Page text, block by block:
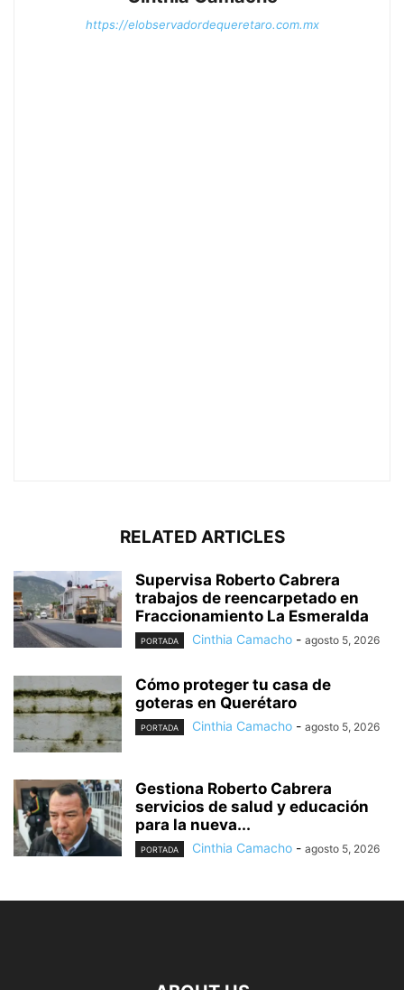
https://elobservadordequeretaro.com.mx
RELATED ARTICLES
Supervisa Roberto Cabrera
trabajos de reencarpetado en
Fraccionamiento La Esmeralda
PORTADA Cinthia Camacho - agosto 5, 2026
Cómo proteger tu casa de
goteras en Querétaro
PORTADA Cinthia Camacho - agosto 5, 2026
Gestiona Roberto Cabrera
servicios de salud y educación
para la nueva...
PORTADA Cinthia Camacho - agosto 5, 2026